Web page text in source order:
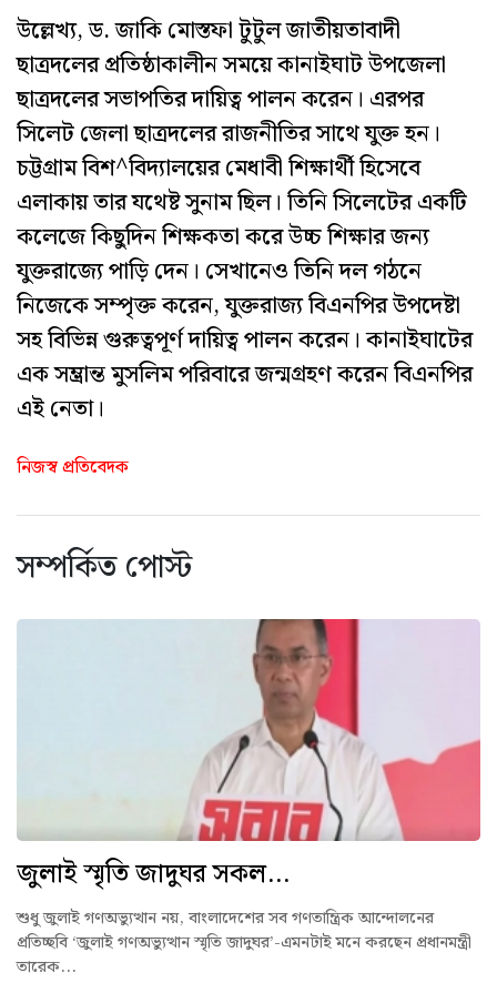
উল্লেখ্য, ড. জাকি মোস্তফা টুটুল জাতীয়তাবাদী
ছাত্রদলের প্রতিষ্ঠাকালীন সময়ে কানাইঘাট উপজেলা
ছাত্রদলের সভাপতির দায়িত্ব পালন করেন। এরপর
সিলেট জেলা ছাত্রদলের রাজনীতির সাথে যুক্ত হন।
চট্টগ্রাম বিশ^বিদ্যালয়ের মেধাবী শিক্ষার্থী হিসেবে
এলাকায় তার যথেষ্ট সুনাম ছিল। তিনি সিলেটের একটি
কলেজে কিছুদিন শিক্ষকতা করে উচ্চ শিক্ষার জন্য
যুক্তরাজ্যে পাড়ি দেন। সেখানেও তিনি দল গঠনে
নিজেকে সম্পৃক্ত করেন, যুক্তরাজ্য বিএনপির উপদেষ্টা
সহ বিভিন্ন গুরুত্বপূর্ণ দায়িত্ব পালন করেন। কানাইঘাটের
এক সম্ভ্রান্ত মুসলিম পরিবারে জন্মগ্রহণ করেন বিএনপির
এই নেতা।
নিজস্ব প্রতিবেদক
সম্পর্কিত পোস্ট
জুলাই স্মৃতি জাদুঘর সকল...
শুধু জুলাই গণঅভ্যুত্থান নয়, বাংলাদেশের সব গণতান্ত্রিক আন্দোলনের
প্রতিচ্ছবি ‘জুলাই গণঅভ্যুত্থান স্মৃতি জাদুঘর’-এমনটাই মনে করছেন প্রধানমন্ত্রী
তারেক...